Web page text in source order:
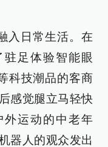
入日常生活。在
足体验智能眼
科技潮品的客商
感觉腿立马轻快
运动的中老年
器人的观众发出